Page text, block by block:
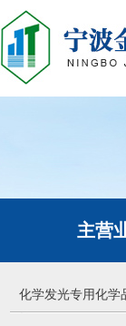
主营
化学发光专用化学